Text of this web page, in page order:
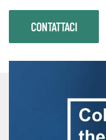
CONTATTACI